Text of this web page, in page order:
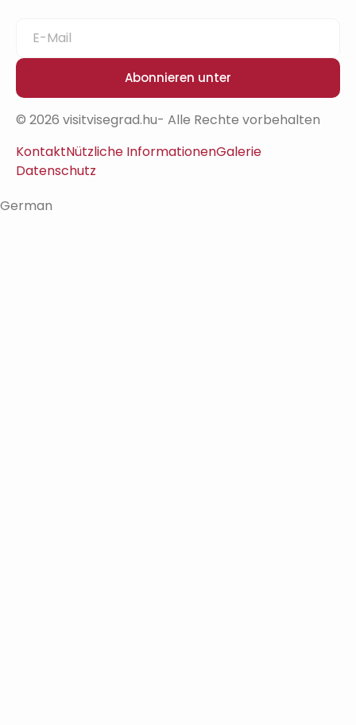
Abonnieren unter
© 2026 visitvisegrad.hu- Alle Rechte vorbehalten
KontaktNützliche InformationenGalerie
Datenschutz
German